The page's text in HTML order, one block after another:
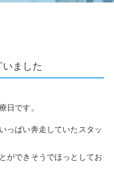
ました
日です。
っぱい奔走していたスタッ
ができそうでほっとしてお